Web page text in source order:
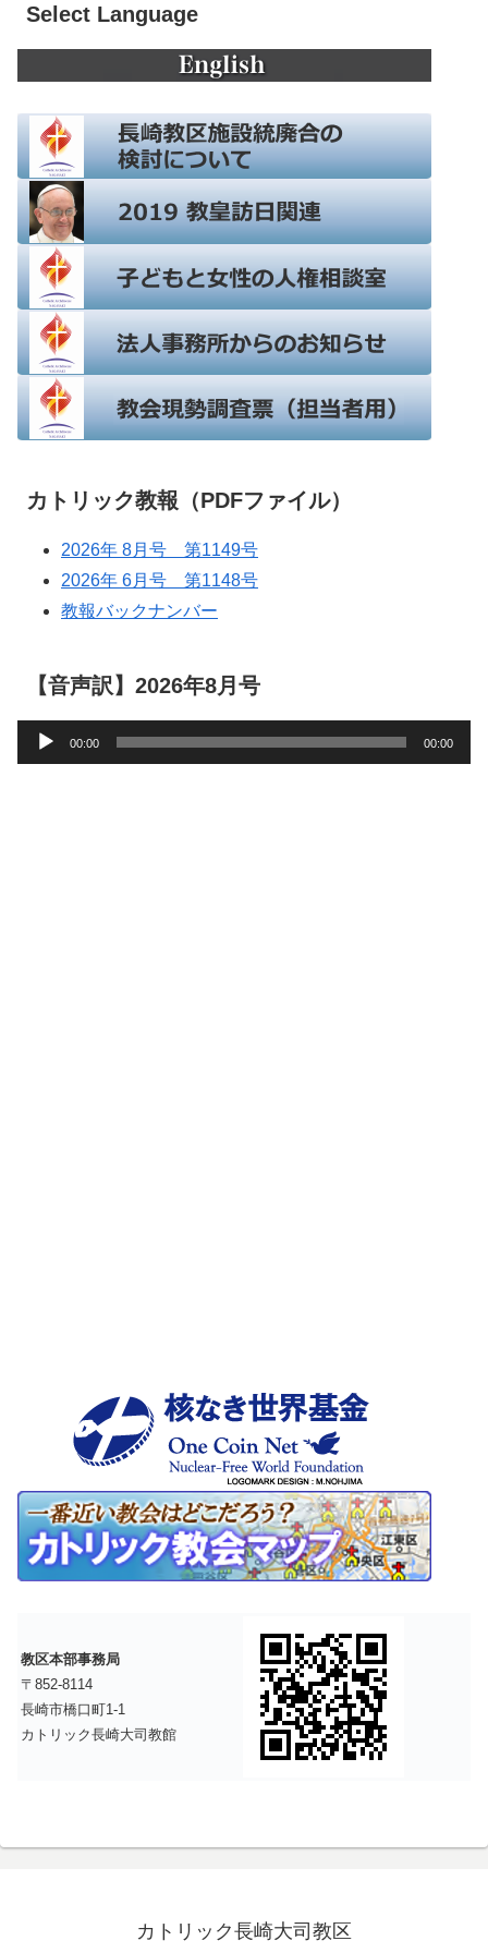
Select Language
カトリック教報（PDFファイル）
2026年 8月号 第1149号
2026年 6月号 第1148号
教報バックナンバー
【音声訳】2026年8月号
声
00:00 00:00
教区本部事務局
〒852-8114
長崎市橋口町1-1
カトリック長崎大司教館
カトリック長崎大司教区